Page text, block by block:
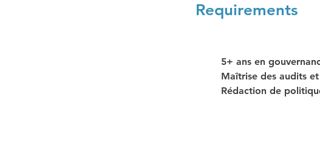
Requirements
5+ ans en
Maîtrise des audits
Rédaction de